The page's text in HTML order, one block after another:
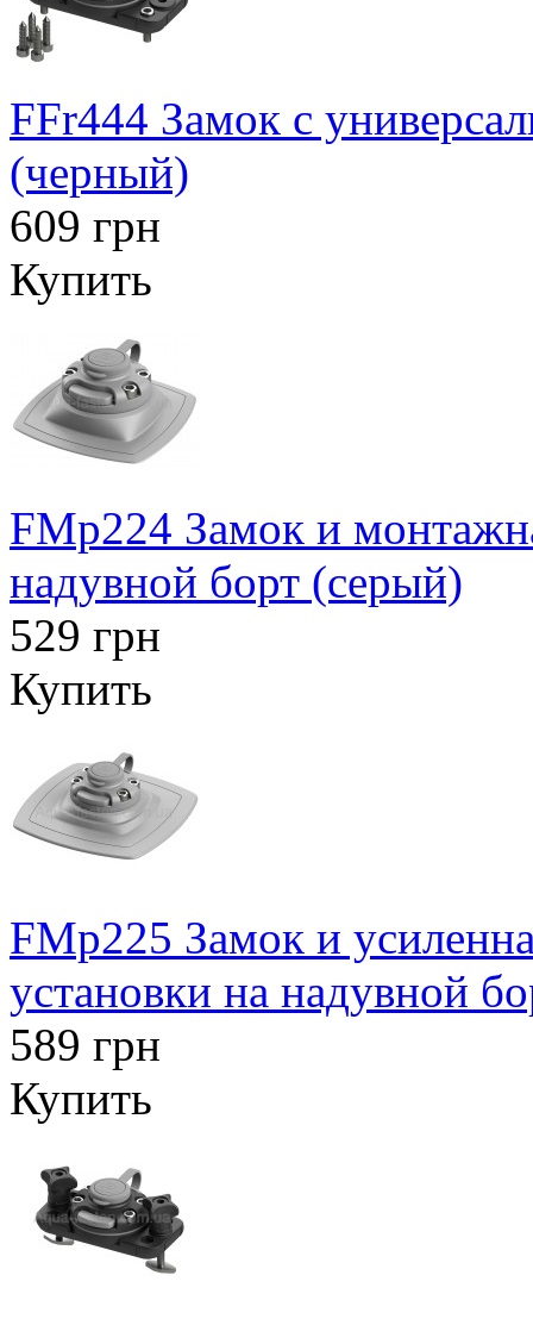
FFr444 Замок с
(черный)
609 грн
Купить
FMp224 Замок и
надувной борт (серый)
529 грн
Купить
FMp225 Замок и
установки на надувной
589 грн
Купить